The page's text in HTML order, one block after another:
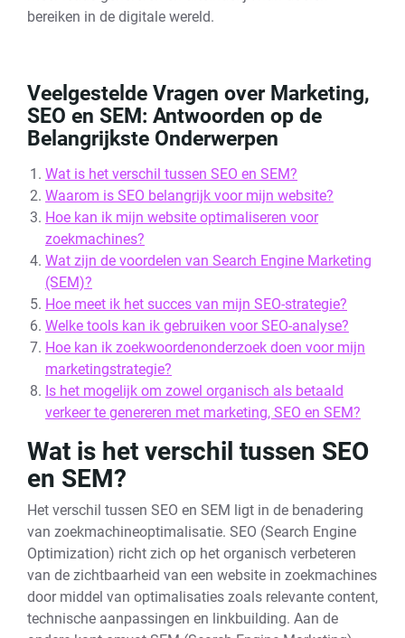
bereiken in de digitale wereld.
Veelgestelde Vragen over Marketing,
SEO en SEM: Antwoorden op de
Belangrijkste Onderwerpen
Wat is het verschil tussen SEO en SEM?
Waarom is SEO belangrijk voor mijn website?
Hoe kan ik mijn website optimaliseren voor
zoekmachines?
Wat zijn de voordelen van Search Engine Marketing
(SEM)?
Hoe meet ik het succes van mijn SEO-strategie?
Welke tools kan ik gebruiken voor SEO-analyse?
Hoe kan ik zoekwoordenonderzoek doen voor mijn
marketingstrategie?
Is het mogelijk om zowel organisch als betaald
verkeer te genereren met marketing, SEO en SEM?
Wat is het verschil tussen SEO
en SEM?
Het verschil tussen SEO en SEM ligt in de benadering
van zoekmachineoptimalisatie. SEO (Search Engine
Optimization) richt zich op het organisch verbeteren
van de zichtbaarheid van een website in zoekmachines
door middel van optimalisaties zoals relevante content,
technische aanpassingen en linkbuilding. Aan de